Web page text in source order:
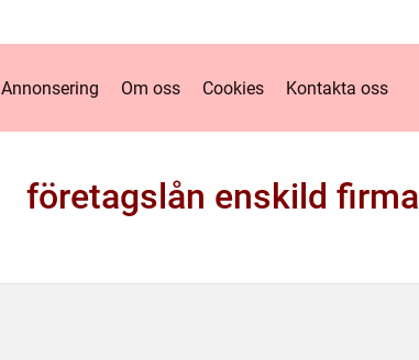
Annonsering Om oss Cookies Kontakta oss
företagslån enskild firma